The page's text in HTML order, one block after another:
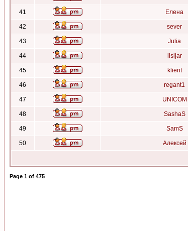
41 Елена
42 sever
43 Julia
44 ilsijar
45 klient
46 regant1
47 UNICOM
48 SashaS
49 SamS
50 Алексей
Page 1 of 475